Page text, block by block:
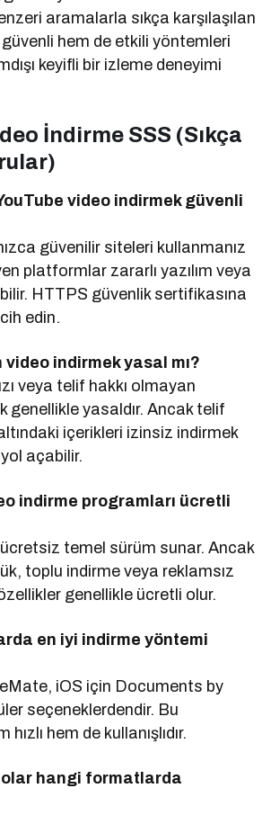
aramalarla sıkça karşılaşılan
hem de etkili yöntemleri
keyifli bir izleme deneyimi
İndirme SSS (Sıkça
video indirmek güvenli
güvenilir siteleri kullanmanız
platformlar zararlı yazılım veya
HTTPS güvenlik sertifikasına
edin.
video indirmek yasal mı?
veya telif hakkı olmayan
genellikle yasaldır. Ancak telif
içerikleri izinsiz indirmek
açabilir.
indirme programları ücretli
temel sürüm sunar. Ancak
toplu indirme veya reklamsız
genellikle ücretli olur.
en iyi indirme yöntemi
iOS için Documents by
seçeneklerdendir. Bu
hem de kullanışlıdır.
hangi formatlarda